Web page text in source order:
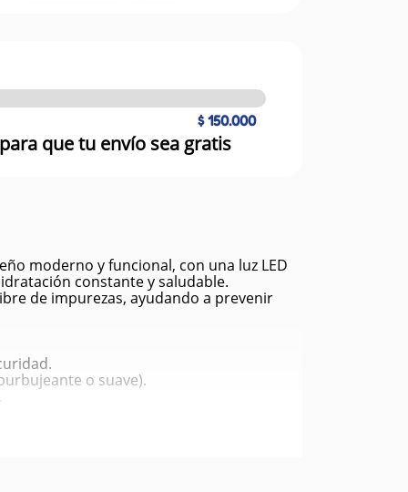
$ 150.000
que tu envío sea gratis
moderno y funcional, con una luz LED
constante y saludable.
de impurezas, ayudando a prevenir
o suave).